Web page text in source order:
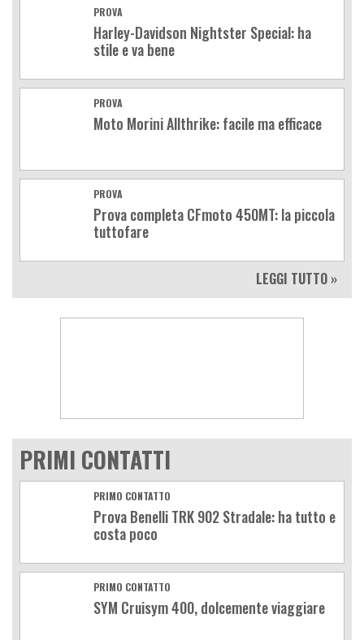
PROVA
Harley-Davidson Nightster Special: ha
stile e va bene
PROVA
Moto Morini Allthrike: facile ma efficace
PROVA
Prova completa CFmoto 450MT: la piccola
tuttofare
LEGGI TUTTO »
PRIMI CONTATTI
PRIMO CONTATTO
Prova Benelli TRK 902 Stradale: ha tutto e
costa poco
PRIMO CONTATTO
SYM Cruisym 400, dolcemente viaggiare